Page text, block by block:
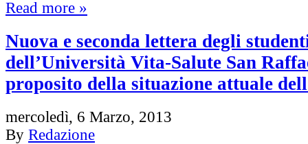
Read more »
Nuova e seconda lettera degli
dell’Università Vita-Salute San
proposito della situazione attuale
mercoledì, 6 Marzo, 2013
By Redazione